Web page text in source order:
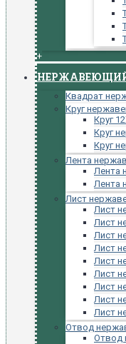
+
Квадрат
Круг
Круг
Круг
Круг
Лента
Лента
Лента
Лист
Лист
Лист
Лист
Лист
Лист
Лист
Лист
Лист
Лист
Отвод
Отвод